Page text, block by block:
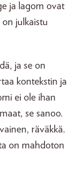
ja lagom ovat
julkaistu
ja se on
kontekstin ja
ei ole ihan
se sanoo.
räväkkä.
on mahdoton